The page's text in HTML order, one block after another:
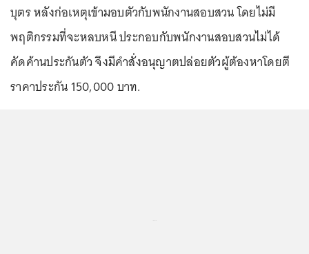
บุตร หลังก่อเหตุเข้ามอบตัวกับพนักงานสอบสวน โดยไม่มี
พฤติกรรมที่จะหลบหนี ประกอบกับพนักงานสอบสวนไม่ได้
คัดค้านประกันตัว จึงมีคำสั่งอนุญาตปล่อยตัวผู้ต้องหาโดยตี
ราคาประกัน 150,000 บาท.